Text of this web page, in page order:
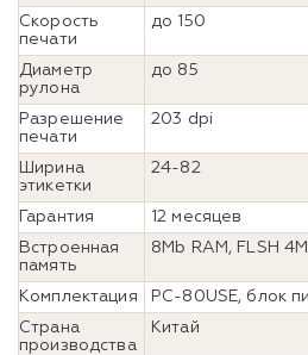
Скорость
печати
до 150
Диаметр
рулона
до 85
Разрешение
печати
203 dpi
Ширина
этикетки
24-82
Гарантия
12 месяцев
Встроенная
память
8Mb RAM, FLSH
Комплектация
PC-80USE, блок
Страна
производства
Китай